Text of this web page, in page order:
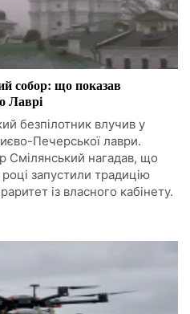
собор: що показав
Лаврі
безпілотник влучив у
Печерської лаври.
Смілянський нагадав, що
запустили традицію
із власного кабінету.